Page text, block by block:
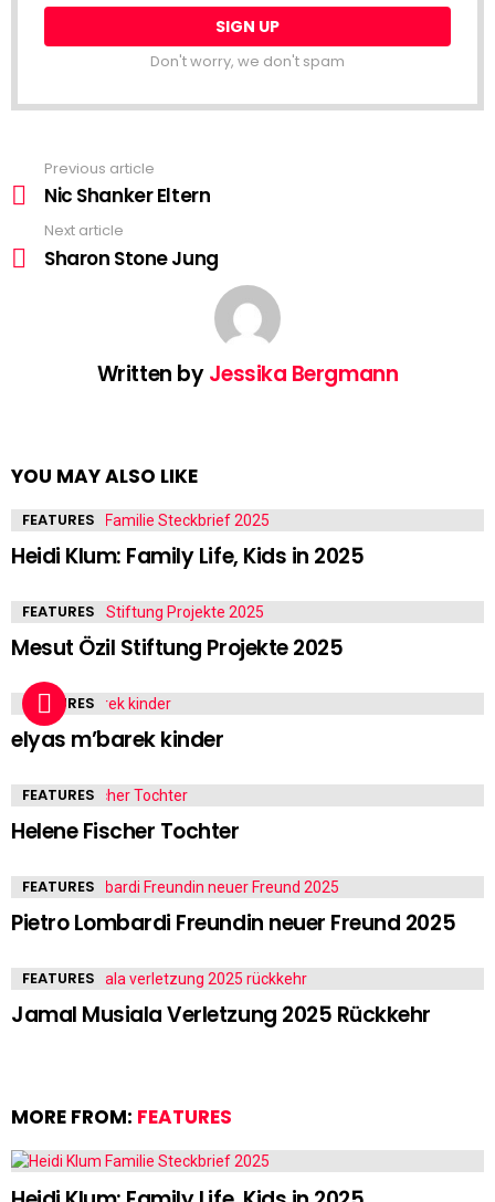
Don't worry, we don't spam
more
Previous article
Nic Shanker Eltern
Next article
Sharon Stone Jung
Written byJessika Bergmann
YOU MAY ALSO LIKE
FEATURES
Heidi Klum: Family Life, Kids in 2025
FEATURES
Mesut Özil Stiftung Projekte 2025
FEATURES
elyas m’barek kinder
FEATURES
Helene Fischer Tochter
FEATURES
Pietro Lombardi Freundin neuer Freund 2025
FEATURES
Jamal Musiala Verletzung 2025 Rückkehr
MORE FROM: FEATURES